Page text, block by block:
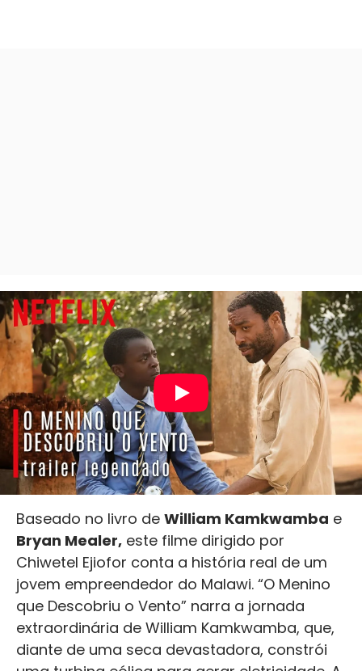
Baseado no livro de William Kamkwamba e
Bryan Mealer, este filme dirigido por
Chiwetel Ejiofor conta a história real de um
jovem empreendedor do Malawi. “O Menino
que Descobriu o Vento” narra a jornada
extraordinária de William Kamkwamba, que,
diante de uma seca devastadora, constrói